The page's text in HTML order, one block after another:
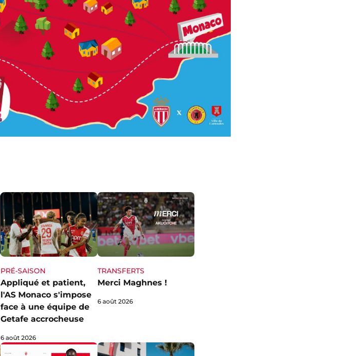
PRÉ-SAISON
Appliqué et patient,
l'AS Monaco s'impose
face à une équipe de
Getafe accrocheuse
6 août 2026
TRANSFERTS
Merci Maghnes !
6 août 2026